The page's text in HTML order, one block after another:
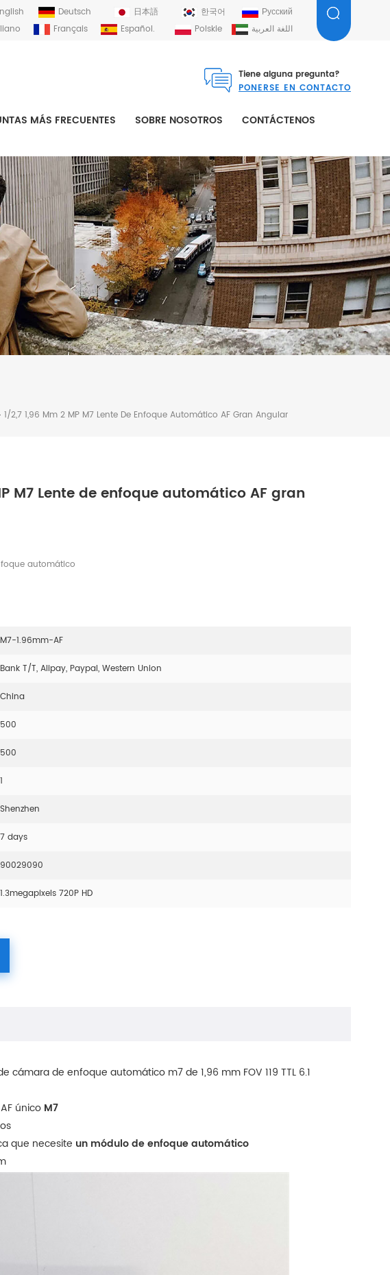
Deutsch 日本語 한국어
Русский
Français Español. Polskie اللغة العربية
Tiene alguna pregunta?
PONERSE EN CONTACTO
MÁS FRECUENTES SOBRE NOSOTROS CONTÁCTENOS
1/2,7 1,96 Mm 2 MP M7 Lente De Enfoque Automático AF Gran Angular
M7 Lente de enfoque automático AF gran
automático
M7-1.96mm-AF
Bank T/T, Alipay, Paypal, Western Union
China
500
500
1
Shenzhen
7 days
90029090
1.3megapixels 720P HD
cámara de enfoque automático m7 de 1,96 mm FOV 119 TTL 6.1
único M7
que necesite un módulo de enfoque automático